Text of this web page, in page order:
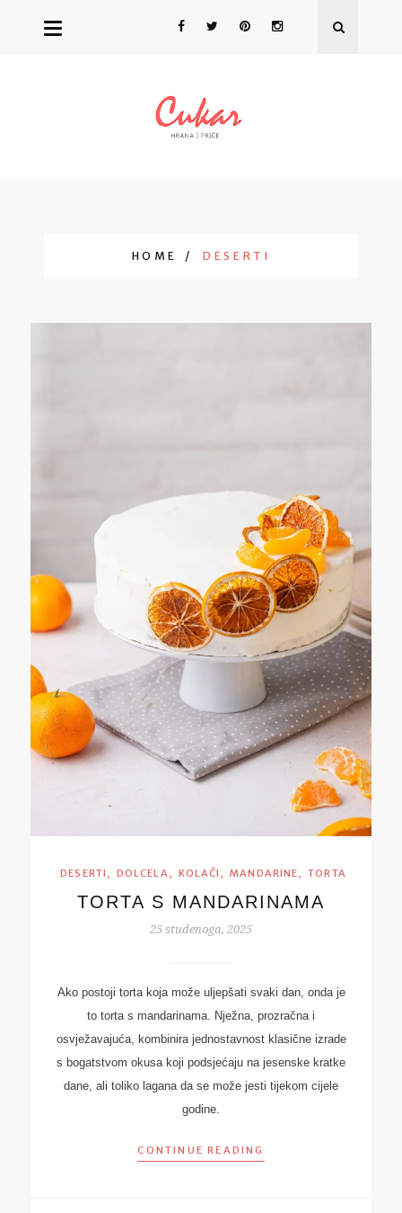
HOME DESERTI
DESERTI , DOLCELA , KOLAČI , MANDARINE, TORTA
TORTA S MANDARINAMA
25 studenoga, 2025
Ako postoji torta koja može uljepšati svaki dan, onda je
to torta s mandarinama. Nježna, prozračna i
osvježavajuća, kombinira jednostavnost klasične izrade
s bogatstvom okusa koji podsjećaju na jesenske kratke
dane, ali toliko lagana da se može jesti tijekom cijele
godine.
CONTINUE READING